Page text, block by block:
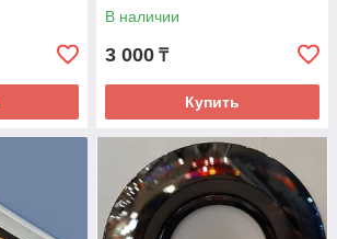
В наличии
3 000 ₸
Купить